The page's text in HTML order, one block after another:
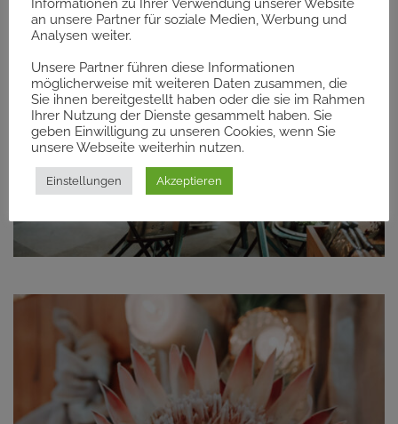
Branding
Informationen zu Ihrer Verwendung unserer Website
an unsere Partner für soziale Medien, Werbung und
Analysen weiter.
Unsere Partner führen diese Informationen
möglicherweise mit weiteren Daten zusammen, die
Sie ihnen bereitgestellt haben oder die sie im Rahmen
Ihrer Nutzung der Dienste gesammelt haben. Sie
geben Einwilligung zu unseren Cookies, wenn Sie
unsere Webseite weiterhin nutzen.
Einstellungen Akzeptieren